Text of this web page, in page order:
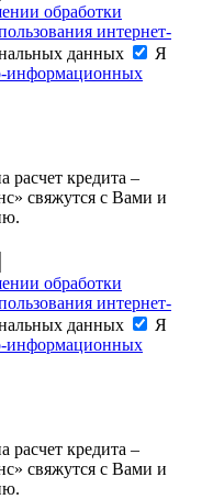
обработки
интернет-
данных
Я
информационных
расчет кредита –
свяжутся с Вами и
обработки
интернет-
данных
Я
информационных
расчет кредита –
свяжутся с Вами и